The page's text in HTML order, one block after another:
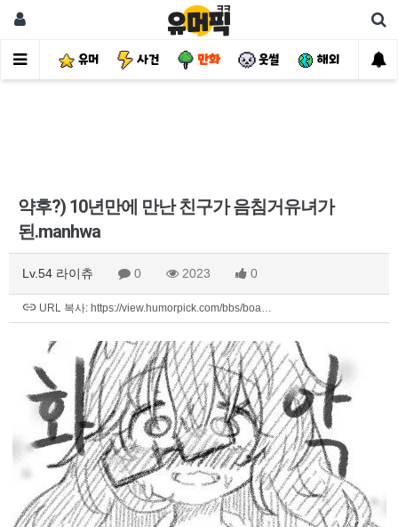
유머 사건 만화 웃썰 해외 핫
약후?) 10년만에 만난 친구가 음침거유녀가
된.manhwa
Lv.54 라이츄 0 2023 0
URL 복사: https://view.humorpick.com/bbs/boa…